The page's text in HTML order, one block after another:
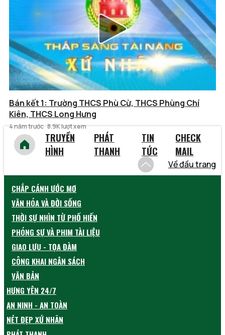
Bán kết 1: Trường THCS Phù Cừ, THCS Phùng Chí
Kiên, THCS Long Hưng
4 năm trước 8.9K lượt xem
TRUYỀN
HÌNH
PHÁT
THANH
TIN
TỨC
CHECK
MAIL
Về đầu trang
CHẮP CÁNH ƯỚC MƠ
VĂN HÓA VÀ ĐỜI SỐNG
THỜI SỰ NHÌN TỪ PHỐ HIẾN
PHÓNG SỰ VÀ PHIM TÀI LIỆU
GIAO LƯU - TỌA ĐÀM
CÔNG KHAI NGÂN SÁCH
VĂN BẢN
HƯNG YÊN 24/7
AN NINH - AN TOÀN
NÉT ĐẸP XỨ NHÃN